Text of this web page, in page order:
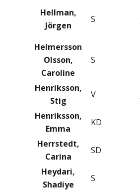
Hellman,
Jörgen
S
Helmersson
Olsson,
Caroline
S
Henriksson,
Stig
V
Henriksson,
Emma
KD
Herrstedt,
Carina
SD
Heydari,
Shadiye
S